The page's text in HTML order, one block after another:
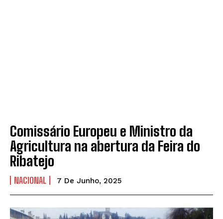
Comissário Europeu e Ministro da
Agricultura na abertura da Feira do
Ribatejo
NACIONAL 7 De Junho, 2025